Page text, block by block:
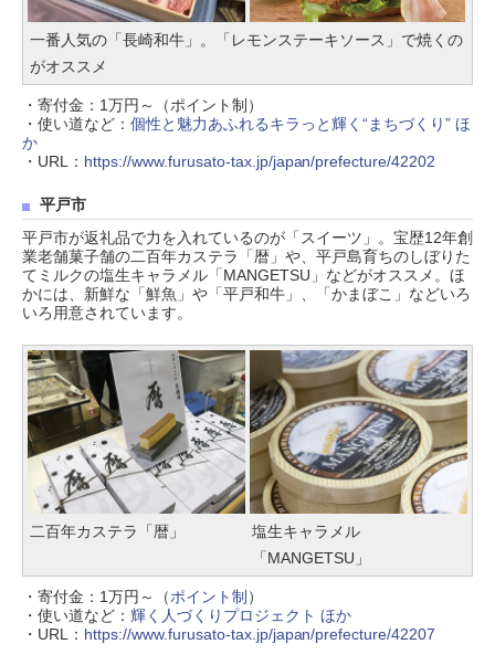
一番人気の「長崎和牛」。「レモンステーキソース」で焼くの
がオススメ
・寄付金：1万円～（ポイント制）
・使い道など： 個性と魅力あふれるキラっと輝く“まちづくり” ほ
か
・URL： https://www.furusato-tax.jp/japan/prefecture/42202
平戸市
平戸市が返礼品で力を入れているのが「スイーツ」。宝歴12年創
業老舗菓子舗の二百年カステラ「暦」や、平戸島育ちのしぼりた
てミルクの塩生キャラメル「MANGETSU」などがオススメ。ほ
かには、新鮮な「鮮魚」や「平戸和牛」、「かまぼこ」などいろ
いろ用意されています。
二百年カステラ「暦」
塩生キャラメル
「MANGETSU」
・寄付金：1万円～（ポイント制 ）
・使い道など： 輝く人づくりプロジェクト ほか
・URL： https://www.furusato-tax.jp/japan/prefecture/42207